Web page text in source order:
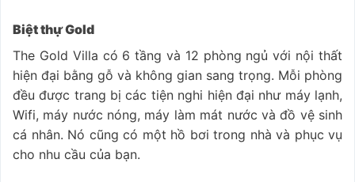
Biệt thự Gold
The Gold Villa có 6 tầng và 12 phòng ngủ với nội thất
hiện đại bằng gỗ và không gian sang trọng. Mỗi phòng
đều được trang bị các tiện nghi hiện đại như máy lạnh,
Wifi, máy nước nóng, máy làm mát nước và đồ vệ sinh
cá nhân. Nó cũng có một hồ bơi trong nhà và phục vụ
cho nhu cầu của bạn.